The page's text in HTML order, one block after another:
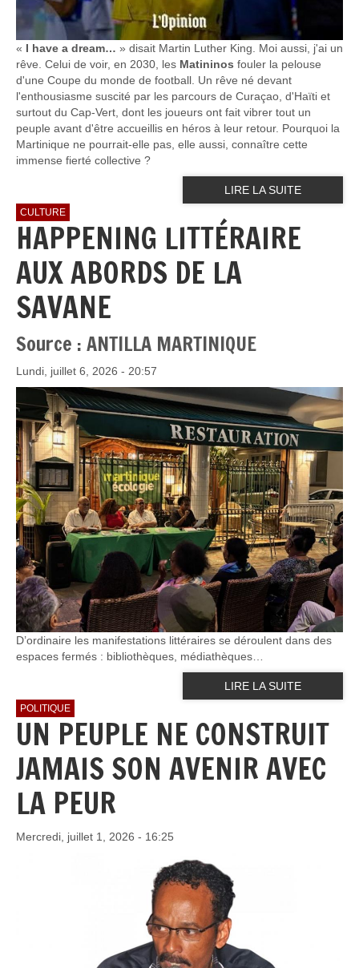
« I have a dream… » disait Martin Luther King. Moi aussi, j'ai un
rêve. Celui de voir, en 2030, les Matininos fouler la pelouse
d'une Coupe du monde de football. Un rêve né devant
l'enthousiasme suscité par les parcours de Curaçao, d'Haïti et
surtout du Cap-Vert, dont les joueurs ont fait vibrer tout un
peuple avant d'être accueillis en héros à leur retour. Pourquoi la
Martinique ne pourrait-elle pas, elle aussi, connaître cette
immense fierté collective ?
LIRE LA SUITE
CULTURE
HAPPENING LITTÉRAIRE
AUX ABORDS DE LA
SAVANE
Source : ANTILLA MARTINIQUE
Lundi, juillet 6, 2026 - 20:57
D’ordinaire les manifestations littéraires se déroulent dans des
espaces fermés : bibliothèques, médiathèques…
LIRE LA SUITE
POLITIQUE
UN PEUPLE NE CONSTRUIT
JAMAIS SON AVENIR AVEC
LA PEUR
Mercredi, juillet 1, 2026 - 16:25